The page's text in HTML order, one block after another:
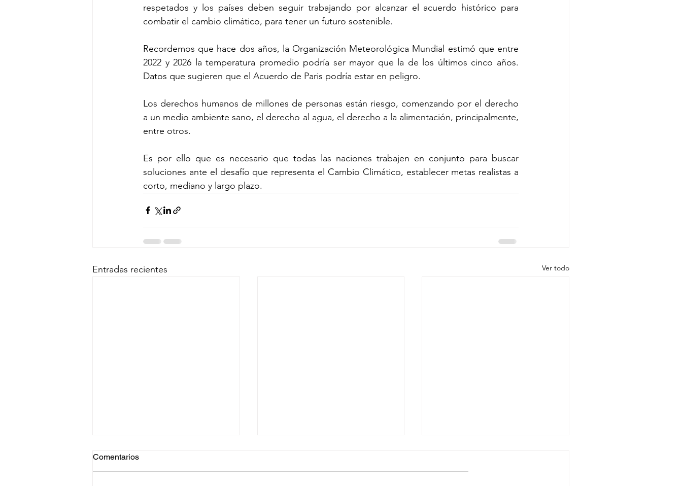
respetados y los países deben seguir trabajando por alcanzar el acuerdo histórico para
combatir el cambio climático, para tener un futuro sostenible.
Recordemos que hace dos años, la Organización Meteorológica Mundial estimó que entre
2022 y 2026 la temperatura promedio podría ser mayor que la de los últimos cinco años.
Datos que sugieren que el Acuerdo de Paris podría estar en peligro.
Los derechos humanos de millones de personas están riesgo, comenzando por el derecho
a un medio ambiente sano, el derecho al agua, el derecho a la alimentación, principalmente,
entre otros.
Es por ello que es necesario que todas las naciones trabajen en conjunto para buscar
soluciones ante el desafío que representa el Cambio Climático, establecer metas realistas a
corto, mediano y largo plazo.
Entradas recientes Ver todo
Comentarios